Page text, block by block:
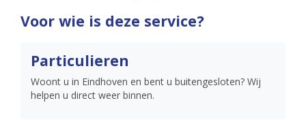
Voor wie is deze service?
Particulieren
Woont u in Eindhoven en bent u buitengesloten? Wij
helpen u direct weer binnen.